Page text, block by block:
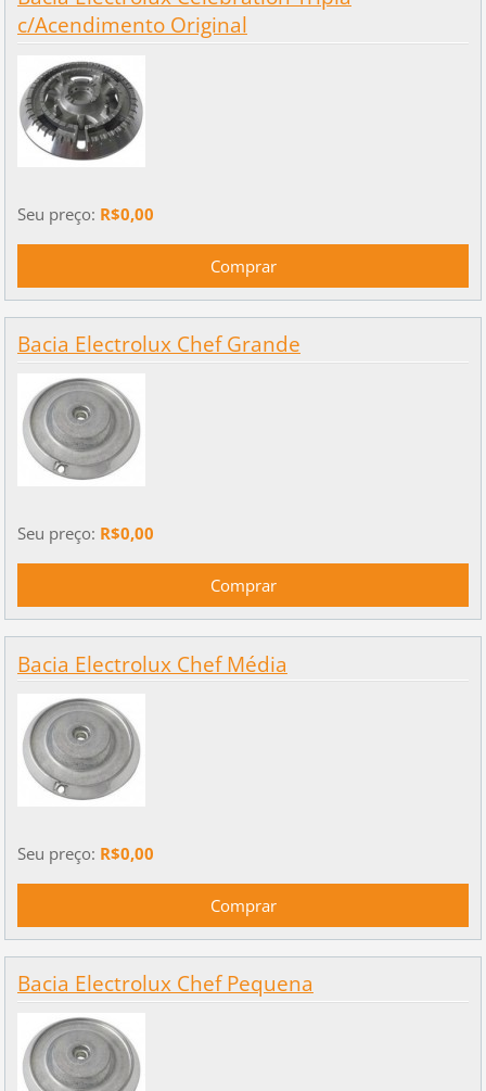
c/Acendimento Original
Seu preço: R$0,00
Bacia Electrolux Chef Grande
Seu preço: R$0,00
Bacia Electrolux Chef Média
Seu preço: R$0,00
Bacia Electrolux Chef Pequena